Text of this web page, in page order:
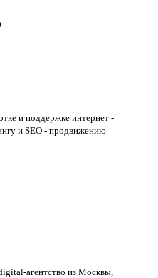
и поддержке интернет -
и SEO - продвижению
из Москвы,